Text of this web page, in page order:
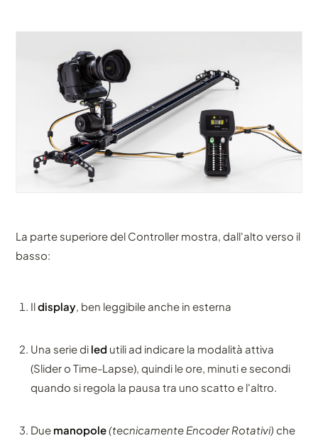
La parte superiore del Controller mostra, dall'alto verso il
basso:
Ildisplay, ben leggibile anche in esterna
Una serie di led utili ad indicare la modalità attiva
(Slider o Time-Lapse), quindi le ore, minuti e secondi
quando si regola la pausa tra uno scatto e l'altro.
Due manopole(tecnicamente Encoder Rotativi) che